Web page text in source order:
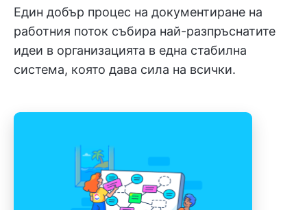
Един добър процес на документиране на
работния поток събира най-разпръснатите
идеи в организацията в една стабилна
система, която дава сила на всички.